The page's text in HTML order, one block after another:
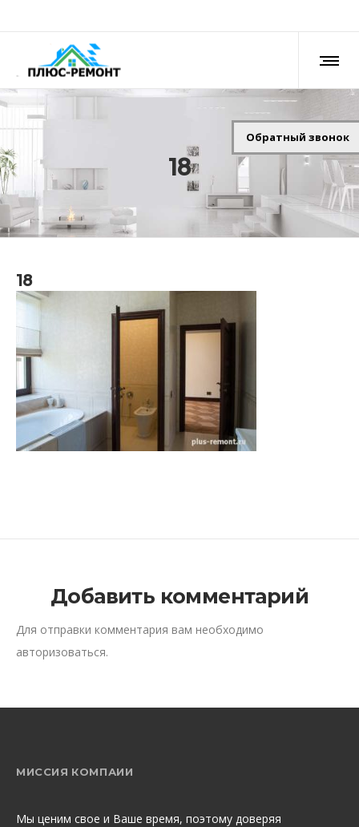
18
18
Добавить комментарий
Для отправки комментария вам необходимо
авторизоваться.
МИССИЯ КОМПАИИ
Мы ценим свое и Ваше время, поэтому доверяя
Обратный звонок